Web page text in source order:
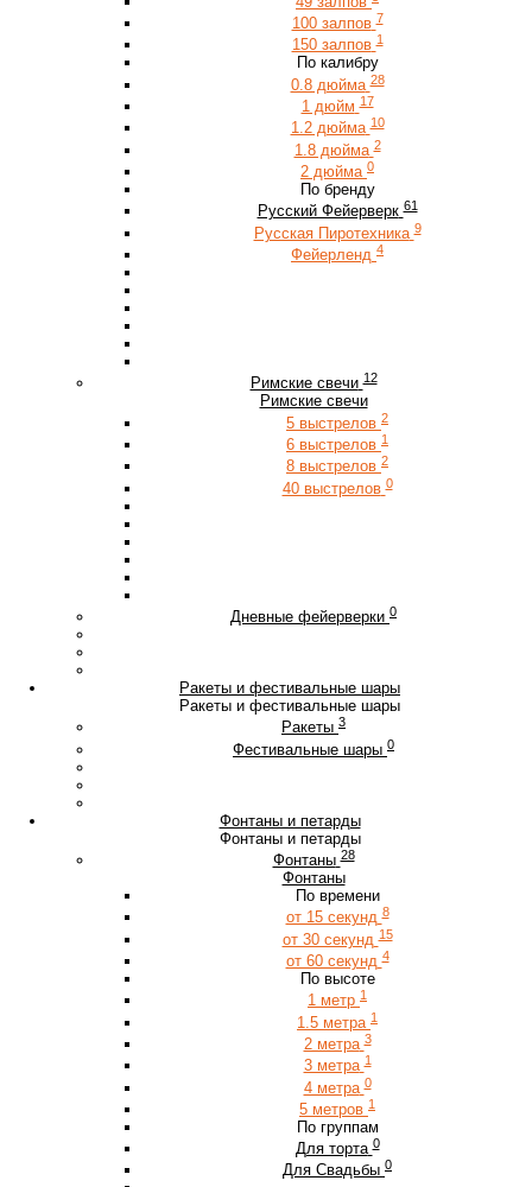
100 залпов 7
150 залпов 1
По калибру
0.8 дюйма 28
1 дюйм 17
1.2 дюйма 10
1.8 дюйма 2
2 дюйма 0
По бренду
Русский Фейерверк 61
Русская Пиротехника 9
Фейерленд 4
Римские свечи 12
Римские свечи
5 выстрелов 2
6 выстрелов 1
8 выстрелов 2
40 выстрелов 0
Дневные фейерверки 0
Ракеты и фестивальные шары
Ракеты и фестивальные шары
Ракеты 3
Фестивальные шары 0
Фонтаны и петарды
Фонтаны и петарды
Фонтаны 28
Фонтаны
По времени
от 15 секунд 8
от 30 секунд 15
от 60 секунд 4
По высоте
1 метр 1
1.5 метра 1
2 метра 3
3 метра 1
4 метра 0
5 метров 1
По группам
Для торта 0
Для Свадьбы 0